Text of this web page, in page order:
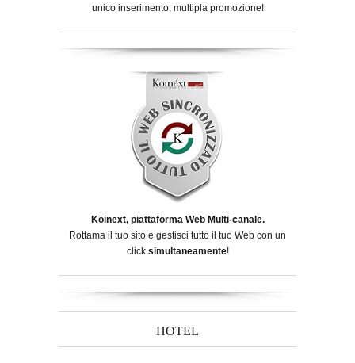
unico inserimento, multipla promozione!
Koinext, piattaforma Web Multi-canale.
Rottama il tuo sito e gestisci tutto il tuo Web con un
click simultaneamente!
HOTEL